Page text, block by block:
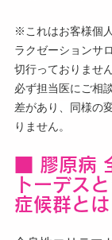
※これはお客様個
ラクゼーションサ
切行っておりませ
必ず担当医にご相
差があり、同様の
りません。
■ 膠原病
トーデス
症候群とは